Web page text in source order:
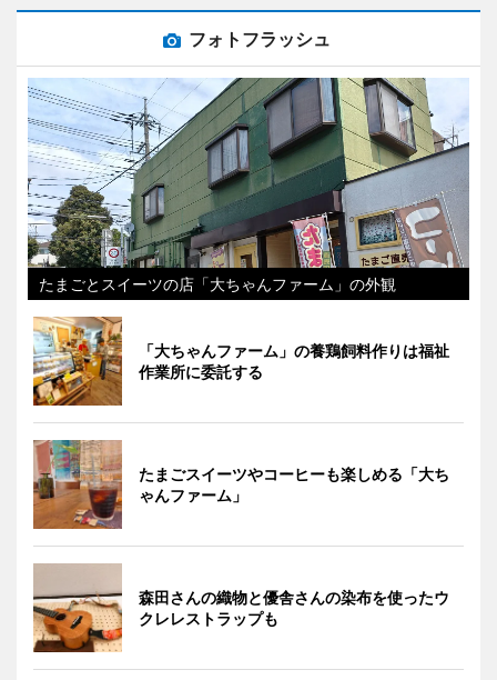
フォトフラッシュ
たまごとスイーツの店「大ちゃんファーム」の外観
「大ちゃんファーム」の養鶏飼料作りは福祉
作業所に委託する
たまごスイーツやコーヒーも楽しめる「大ち
ゃんファーム」
森田さんの織物と優舎さんの染布を使ったウ
クレレストラップも